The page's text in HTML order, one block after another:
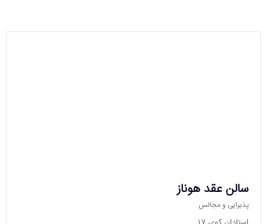
سالن عقد هوناز
پذیرایی و مجالس